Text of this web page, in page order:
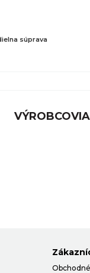
súprava
VÝROBCOVIA